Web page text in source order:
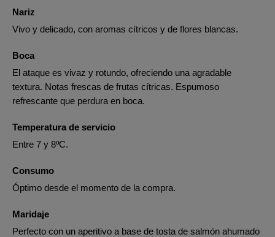
Nariz
Vivo y delicado, con aromas cítricos y de flores blancas.
Boca
El ataque es vivaz y rotundo, ofreciendo una agradable
textura. Notas frescas de frutas cítricas. Espumoso
refrescante que perdura en boca.
Temperatura de servicio
Entre 7 y 8ºC.
Consumo
Óptimo desde el momento de la compra.
Maridaje
Perfecto con un aperitivo a base de tosta de salmón ahumado